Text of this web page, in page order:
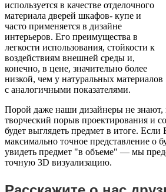
используется в качестве отделочного
материала дверей шкафов- купе и
часто применяется в дизайне
интерьеров. Его преимущества в
легкости использования, стойкости к
воздействиям внешней среды и,
конечно, в цене, значительно более
низкой, чем у натуральных материалов
с аналогичными показателями.
Порой даже наши дизайнеры не знают,
творческий порыв проектирования и
будет выглядеть предмет в итоге. Если
максимально точное представление о
увидеть предмет "в объеме" — мы
точную 3D визуализацию.